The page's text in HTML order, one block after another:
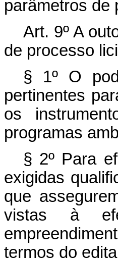
parâmetros de
Art. 9º A
de processo
§ 1º O
pertinentes
os
programas
§ 2º Para
exigidas
que
vistas à
termos do